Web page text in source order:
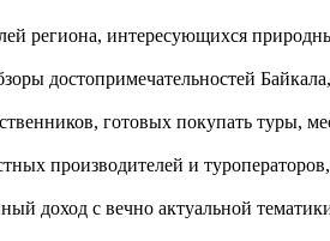
региона, интересующихся
достопримечательностей
готовых покупать туры,
производителей и
доход с вечно актуальной